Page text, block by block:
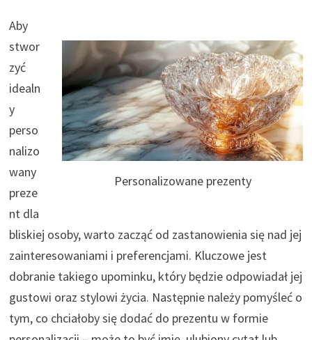
Personalizowane prezenty
Aby
stwor
zyć
idealn
y
perso
nalizo
wany
preze
nt dla
bliskiej osoby, warto zacząć od zastanowienia się nad jej
zainteresowaniami i preferencjami. Kluczowe jest
dobranie takiego upominku, który będzie odpowiadał jej
gustowi oraz stylowi życia. Następnie należy pomyśleć o
tym, co chciałoby się dodać do prezentu w formie